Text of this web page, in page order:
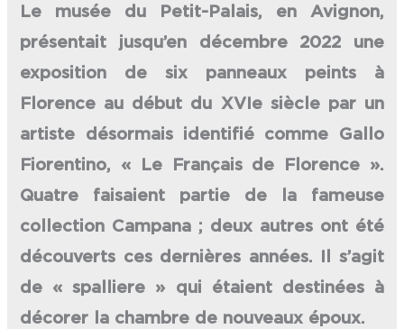
Le musée du Petit-Palais, en Avignon,
présentait jusqu’en décembre 2022 une
exposition de six panneaux peints à
Florence au début du XVIe siècle par un
artiste désormais identifié comme Gallo
Fiorentino, « Le Français de Florence ».
Quatre faisaient partie de la fameuse
collection Campana ; deux autres ont été
découverts ces dernières années. Il s’agit
de « spalliere » qui étaient destinées à
décorer la chambre de nouveaux époux.